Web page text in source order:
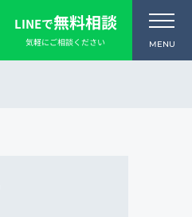
LINEで無料相談
気軽にご相談ください